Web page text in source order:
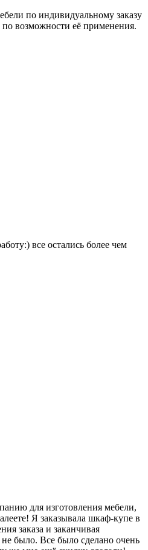
по индивидуальному заказу
возможности её применения.
все остались более чем
для изготовления мебели,
Я заказывала шкаф-купе в
заказа и заканчивая
было. Все было сделано очень